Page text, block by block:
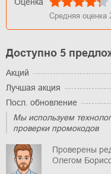
Средняя оценка
Доступно 5
Акций
Лучшая акция
Посл. обновление
Мы используем
проверки промокодов
Проверены
Олегом